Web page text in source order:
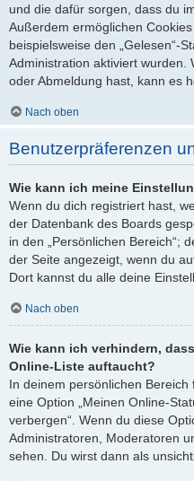
und die dafür sorgen, dass du
Außerdem ermöglichen
beispielsweise den „Gelesen“-
Administration aktiviert wurden.
oder Abmeldung hast, kann es
Nach oben
Benutzerpräferenzen
Wie kann ich meine
Wenn du dich registriert hast,
der Datenbank des Boards
in den „Persönlichen Bereich“;
der Seite angezeigt, wenn du
Dort kannst du alle deine
Nach oben
Wie kann ich verhindern,
Online-Liste auftaucht?
In deinem persönlichen
eine Option „Meinen Online-
verbergen“. Wenn du diese
Administratoren, Moderatoren
sehen. Du wirst dann als